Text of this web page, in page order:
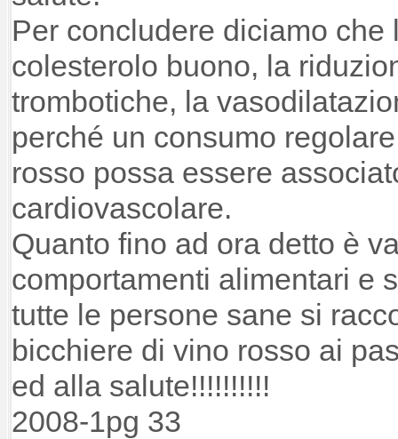
Per concludere diciamo che
colesterolo buono, la
trombotiche, la
perché un consumo
rosso possa essere
cardiovascolare.
Quanto fino ad ora detto è
comportamenti alimentari e
tutte le persone sane si
bicchiere di vino rosso ai
ed alla salute!!!!!!!!!!
2008-1pg 33